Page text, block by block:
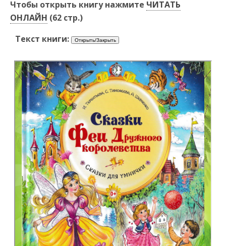
Чтобы открыть книгу нажмите ЧИТАТЬ
ОНЛАЙН (62 стр.)
Текст книги: